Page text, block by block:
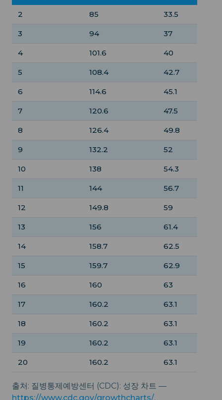
2
85 33.5
3 94 37
4 101.6 40
5 108.4 42.7
6 114.6 45.1
7 120.6 47.5
8 126.4 49.8
9 132.2 52
10 138 54.3
11 144 56.7
12 149.8 59
13 156 61.4
14 158.7 62.5
15 159.7 62.9
16 160 63
17 160.2 63.1
18 160.2 63.1
19 160.2 63.1
20 160.2 63.1
출처: 질병통제예방센터 (CDC): 성장 차트 —
https://www.cdc.gov/growthcharts/.